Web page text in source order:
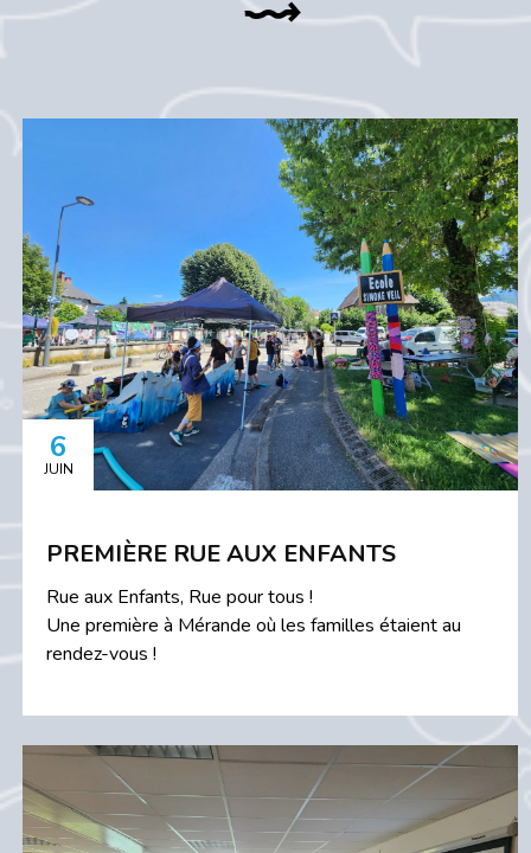
6
JUIN
PREMIÈRE RUE AUX ENFANTS
Rue aux Enfants, Rue pour tous !
Une première à Mérande où les familles étaient au
rendez-vous !